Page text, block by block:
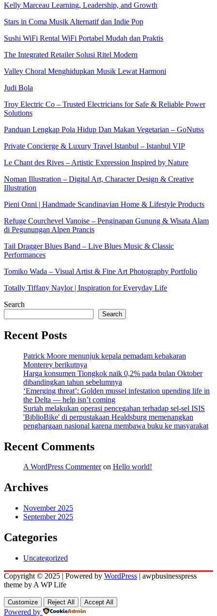
Kelly Marceau Learning, Leadership, and Growth
Stars in Coma Musik Alternatif dan Indie Pop
Sushi WiFi Rental WiFi Portabel Mudah dan Praktis
The Integrated Retailer Solusi Ritel Modern
Valley Choral Menghidupkan Musik Lewat Harmoni
Judi Bola
Troy Electric Co – Trusted Electricians for Safe & Reliable Power
Solutions
Panduan Lengkap Pola Hidup Dan Makan Vegetarian – GoNutss
Private Concierge & Luxury Travel Istanbul – Istanbul VIP
Le Chant des Rives – Artistic Expression Inspired by Nature
Noman Illustration – Digital Art, Character Design & Creative
Illustration
Pieni Onni | Handmade Scandinavian Home & Lifestyle Products
Refuge Courchevel Vanoise – Penginapan Gunung & Wisata Alam
di Pegunungan Alpen Prancis
Tail Dragger Blues Band – Live Blues Music & Classic
Performances
Tomiko Wada – Visual Artist & Fine Art Photography Portfolio
Totally Tiffany Naylor | Inspiration for Everyday Life
Search
Search
Recent Posts
Patrick Moore menunjuk kepala pemadam kebakaran
Monterey berikutnya
Harga konsumen Tiongkok naik 0,2% pada bulan Oktober
dibandingkan tahun sebelumnya
‘Emerging threat’: Golden mussel infestation upending life in
the Delta — help isn’t coming
Suriah melakukan operasi pencegahan terhadap sel-sel ISIS
'BiblioBike' di perpustakaan Healdsburg memenangkan
penghargaan nasional karena membawa buku ke masyarakat
Recent Comments
A WordPress Commenteron Hello world!
Archives
November 2025
September 2025
Categories
Uncategorized
Copyright © 2025 | Powered by WordPress | awpbusinesspress
theme by A WP Life
Customize Reject All Accept All
Powered by